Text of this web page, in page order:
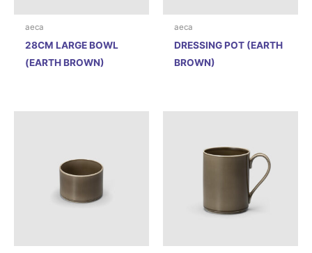
aeca
28CM LARGE BOWL
(EARTH BROWN)
aeca
DRESSING POT (EARTH
BROWN)